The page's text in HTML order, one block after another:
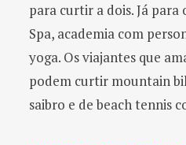
para curtir a dois. Já para
Spa, academia com
yoga. Os viajantes que
podem curtir mountain
saibro e de beach tennis